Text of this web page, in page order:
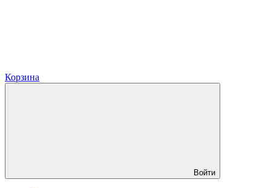
Корзина
Войти